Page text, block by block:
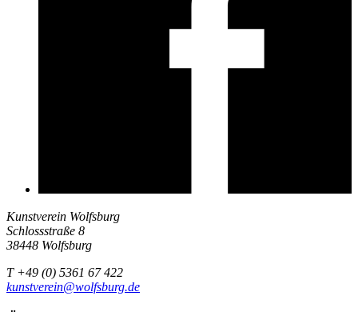
Kunstverein Wolfsburg
Schlossstraße 8
38448 Wolfsburg
T +49 (0) 5361 67 422
kunstverein@wolfsburg.de